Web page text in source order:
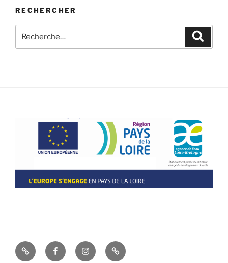
RECHERCHER
pour
La
boutique
FacebookInstagramVisites
&